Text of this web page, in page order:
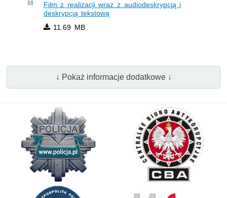
Film z realizacji wraz z audiodeskrypcją i
deskrypcją tekstową
11.69 MB
↓ Pokaż informacje dodatkowe ↓